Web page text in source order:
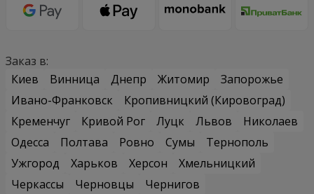
Заказ в:
Киев
Винница Днепр Житомир
Запорожье
Ивано-Франковск
Кропивницкий (Кировоград)
Кременчуг
Кривой Рог Луцк Львов
Николаев
Одесса
Полтава Ровно Сумы
Тернополь
Ужгород
Харьков Херсон
Хмельницкий
Черкассы
Черновцы
Чернигов